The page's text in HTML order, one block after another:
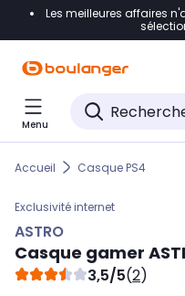
Accéder directement à
Accéder directement
Accéder directement
Les meilleures affaires
Menu
Accueil Casque PS4
Exclusivité internet
ASTRO
Casque gamer
3,5/5(2)